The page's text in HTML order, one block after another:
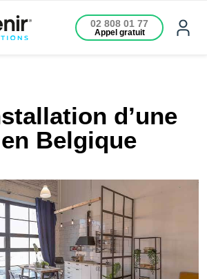
02 808 01 77
Appel gratuit
d’une
Belgique